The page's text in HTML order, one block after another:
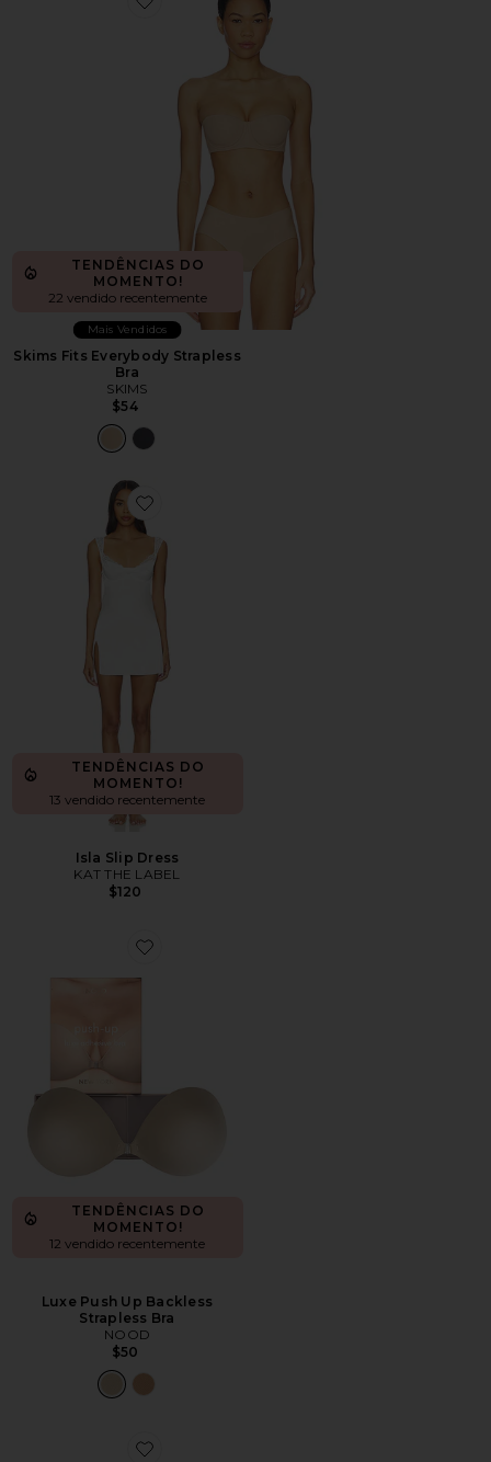
Favorite Skims Fits Everybody Strapless Bra
TENDÊNCIAS DO
MOMENTO!
22 vendido recentemente
Mais Vendidos
Skims Fits Everybody Strapless
Bra
SKIMS
$54
Favorite Isla Slip Dress
TENDÊNCIAS DO
MOMENTO!
13 vendido recentemente
Isla Slip Dress
KAT THE LABEL
$120
Favorite Luxe Push Up Backless Strapless Bra
TENDÊNCIAS DO
MOMENTO!
12 vendido recentemente
Luxe Push Up Backless
Strapless Bra
NOOD
$50